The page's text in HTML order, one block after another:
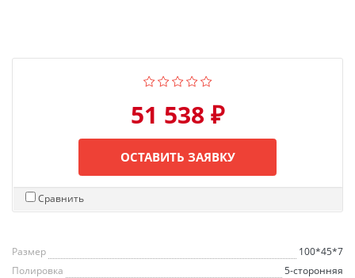
51 538 ₽
ОСТАВИТЬ ЗАЯВКУ
Сравнить
Размер
100*45*7
Полировка
5-сторонняя